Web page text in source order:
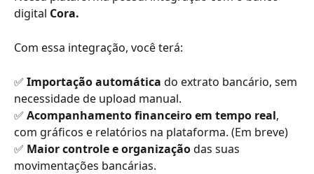
digital Cora.
Com essa integração, você terá:
✅ Importação automática do extrato bancário, sem
necessidade de upload manual.
✅ Acompanhamento financeiro em tempo real,
com gráficos e relatórios na plataforma. (Em breve)
✅ Maior controle e organização das suas
movimentações bancárias.